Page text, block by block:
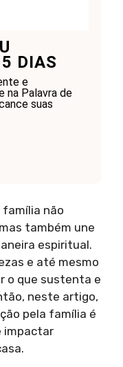
DIAS
e
na Palavra de
suas
família não
também une
espiritual.
e até mesmo
o que sustenta e
neste artigo,
pela família é
impactar